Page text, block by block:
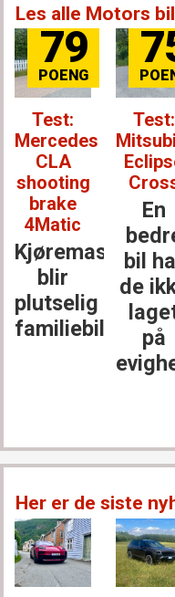
Les alle Motors
79
Test:
Mercedes
CLA
shooting
brake
4Matic
Kjøremaskinen
blir
plutselig
familiebil
Test:
En
bil
de
på
Her er de siste